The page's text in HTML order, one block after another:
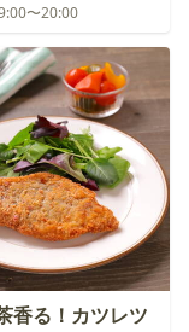
〜20:00
香る！カツレツ